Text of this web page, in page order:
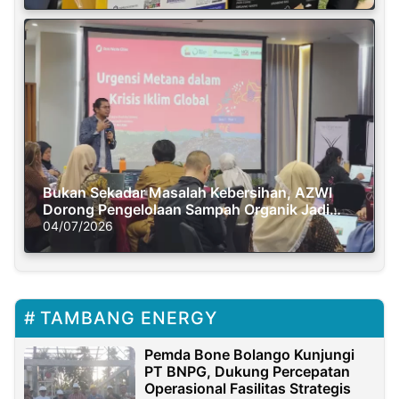
Bukan Sekadar Masalah Kebersihan, AZWI
Dorong Pengelolaan Sampah Organik Jadi
Solusi Krisis Iklim
04/07/2026
TAMBANG ENERGY
Pemda Bone Bolango Kunjungi
PT BNPG, Dukung Percepatan
Operasional Fasilitas Strategis